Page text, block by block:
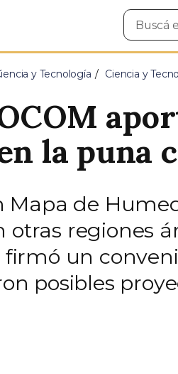
Buscar
en
y Tecnología Ciencia y
la puna
Mapa de
otras regiones
un
posibles